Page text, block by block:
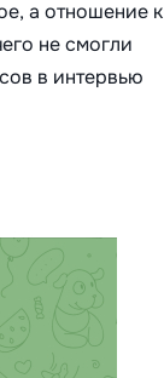
а отношение к
не смогли
в интервью